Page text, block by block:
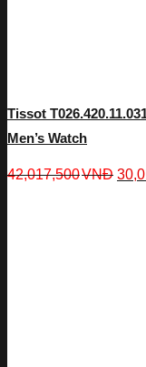
Tissot
Men’s Watch
42,017,500VNĐ